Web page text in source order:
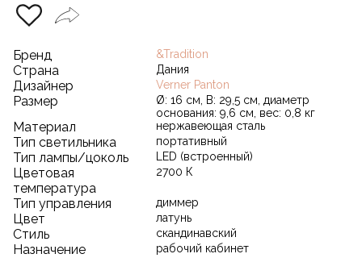
Бренд &Tradition
Страна Дания
Дизайнер Verner Panton
Размер
Ø: 16 см, В: 29,5 см, диаметр
основания: 9,6 см, вес: 0,8 кг
Материал нержавеющая сталь
Тип светильника портативный
Тип лампы/цоколь LED (встроенный)
Цветовая
температура
2700 К
Тип управления диммер
Цвет латунь
Стиль скандинавский
Назначение рабочий кабинет